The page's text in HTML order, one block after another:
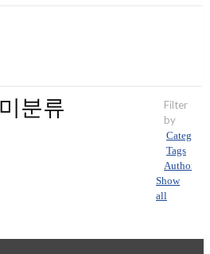
미분류
Filter
by
Tags
Authors
Show
all